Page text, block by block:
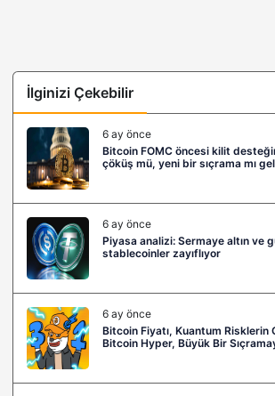
İlginizi Çekebilir
6 ay önce
Bitcoin FOMC öncesi kilit
çöküş mü, yeni bir sıçrama mı
6 ay önce
Piyasa analizi: Sermaye altın ve
stablecoinler zayıflıyor
6 ay önce
Bitcoin Fiyatı, Kuantum Risklerin
Bitcoin Hyper, Büyük Bir